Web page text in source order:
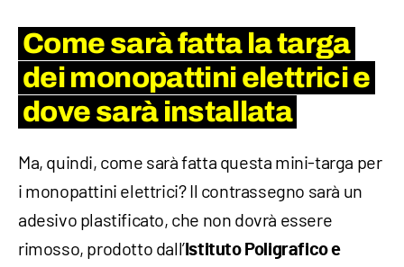
Come sarà fatta la targa
dei monopattini elettrici e
dove sarà installata
Ma, quindi, come sarà fatta questa mini-targa per
i monopattini elettrici? Il contrassegno sarà un
adesivo plastificato, che non dovrà essere
rimosso, prodotto dall’Istituto Poligrafico e